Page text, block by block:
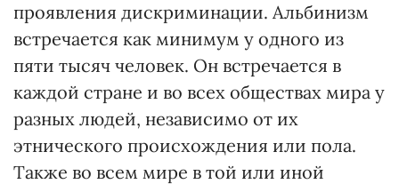
проявления дискриминации. Альбинизм
встречается как минимум у одного из
пяти тысяч человек. Он встречается в
каждой стране и во всех обществах мира у
разных людей, независимо от их
этнического происхождения или пола.
Также во всем мире в той или иной